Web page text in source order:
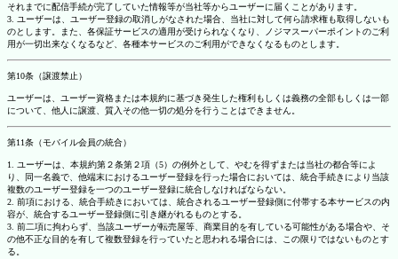
それまでに配信手続が完了していた情報等が当社等からユーザーに届くことがあります。
3. ユーザーは、ユーザー登録の取消しがなされた場合、当社に対して何ら請求権も取得しないも
のとします。また、各保証サービスの適用が受けられなくなり、ノジマスーパーポイントのご利
用が一切出来なくなるなど、各種本サービスのご利用ができなくなるものとします。
第10条（譲渡禁止）
ユーザーは、ユーザー資格または本規約に基づき発生した権利もしくは義務の全部もしくは一部
について、他人に譲渡、質入その他一切の処分を行うことはできません。
第11条（モバイル会員の統合）
1. ユーザーは、本規約第２条第２項（5）の例外として、やむを得ずまたは当社の都合等によ
り、同一名義で、他端末におけるユーザー登録を行った場合においては、統合手続きにより当該
複数のユーザー登録を一つのユーザー登録に統合しなければならない。
2. 前項における、統合手続きにおいては、統合されるユーザー登録側に付帯する本サービスの内
容が、統合するユーザー登録側に引き継がれるものとする。
3. 前二項に拘わらず、当該ユーザーが転売屋等、商業目的を有している可能性がある場合や、そ
の他不正な目的を有して複数登録を行っていたと思われる場合には、この限りではないものとす
る。